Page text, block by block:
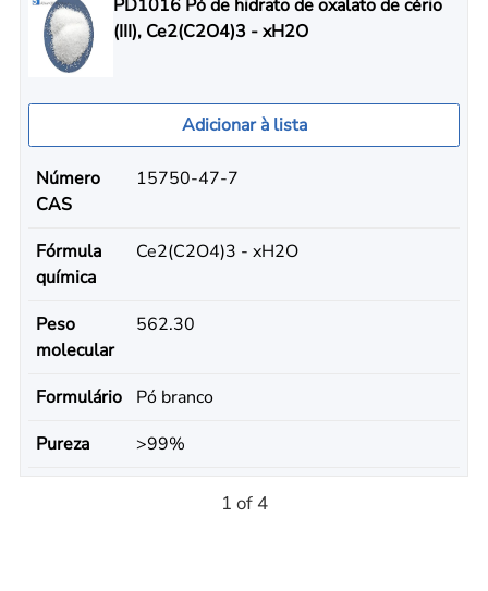
PD1016 Pó de hidrato de oxalato de cério
(III), Ce2(C2O4)3 - xH2O
Adicionar à lista
Número
CAS
15750-47-7
Fórmula
química
Ce2(C2O4)3 - xH2O
Peso
molecular
562.30
Formulário
Pó branco
Pureza
>99%
1 of 4